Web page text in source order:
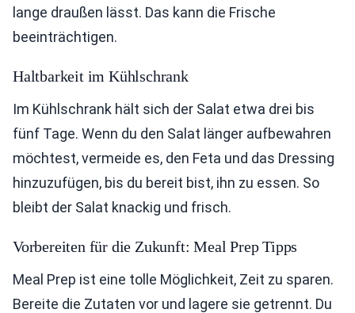
lange draußen lässt. Das kann die Frische
beeinträchtigen.
Haltbarkeit im Kühlschrank
Im Kühlschrank hält sich der Salat etwa drei bis
fünf Tage. Wenn du den Salat länger aufbewahren
möchtest, vermeide es, den Feta und das Dressing
hinzuzufügen, bis du bereit bist, ihn zu essen. So
bleibt der Salat knackig und frisch.
Vorbereiten für die Zukunft: Meal Prep Tipps
Meal Prep ist eine tolle Möglichkeit, Zeit zu sparen.
Bereite die Zutaten vor und lagere sie getrennt. Du